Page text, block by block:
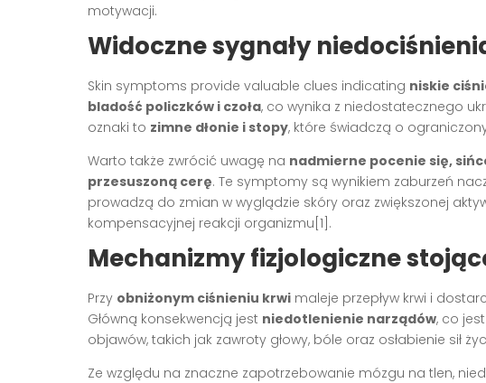
motywacji.
Widoczne sygnały
Skin symptoms provide valuable clues indicating niskie
bladość policzków i czoła, co wynika z niedostatecznego
oznaki to zimne dłonie i stopy, które świadczą o
Warto także zwrócić uwagę na nadmierne pocenie się,
przesuszoną cerę. Te symptomy są wynikiem zaburzeń
prowadzą do zmian w wyglądzie skóry oraz zwiększonej
kompensacyjnej reakcji organizmu[1].
Mechanizmy fizjologiczne
Przy obniżonym ciśnieniu krwi maleje przepływ krwi i
Główną konsekwencją jest niedotlenienie narządów, co
objawów, takich jak zawroty głowy, bóle oraz osłabienie sił
Ze względu na znaczne zapotrzebowanie mózgu na tlen,